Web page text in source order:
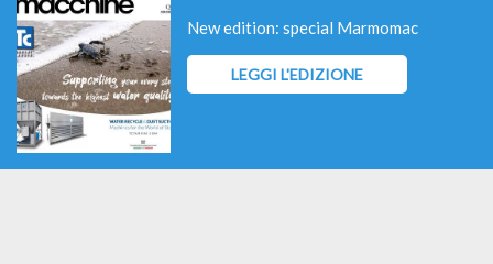
New edition: special Marmomac
LEGGI L'EDIZIONE